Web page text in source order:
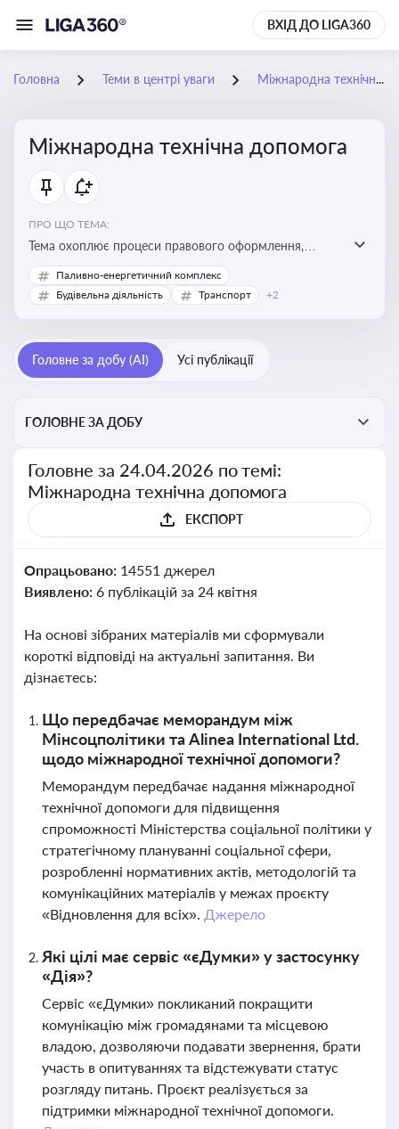
ВХІД ДО LIGA360
Головна Теми в центрі уваги Міжнародна технічна допомога
Міжнародна технічна допомога
ПРО ЩО ТЕМА:
Тема охоплює процеси правового оформлення,
адміністрування і контролю технічної допомоги, що
надається Україні з-за кордону, і є критично
Паливно-енергетичний комплекс
Будівельна діяльність
Транспорт +2
Головне за добу (AI) Усі публікації
ГОЛОВНЕ ЗА ДОБУ
Головне за 24.04.2026 по темі:
Міжнародна технічна допомога
ЕКСПОРТ
Опрацьовано: 14551 джерел
Виявлено: 6 публікацій за 24 квітня
На основі зібраних матеріалів ми сформували
короткі відповіді на актуальні запитання. Ви
дізнаєтесь:
Що передбачає меморандум між
Мінсоцполітики та Alinea International Ltd.
щодо міжнародної технічної допомоги?
Меморандум передбачає надання міжнародної
технічної допомоги для підвищення
спроможності Міністерства соціальної політики у
стратегічному плануванні соціальної сфери,
розробленні нормативних актів, методологій та
комунікаційних матеріалів у межах проєкту
«Відновлення для всіх». Джерело
Які цілі має сервіс «єДумки» у застосунку
«Дія»?
Сервіс «єДумки» покликаний покращити
комунікацію між громадянами та місцевою
владою, дозволяючи подавати звернення, брати
участь в опитуваннях та відстежувати статус
розгляду питань. Проєкт реалізується за
підтримки міжнародної технічної допомоги.